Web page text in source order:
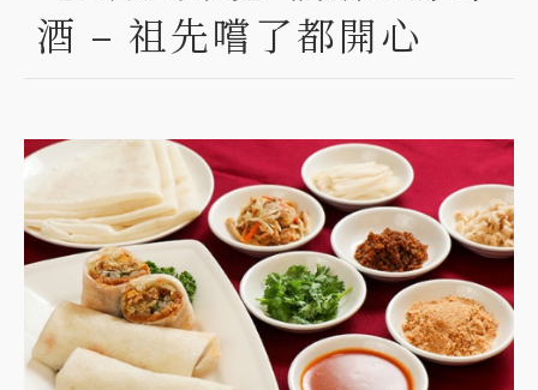
酒 – 祖先嚐了都開心